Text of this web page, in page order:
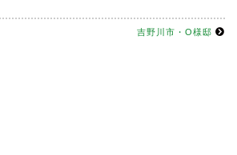
吉野川市・O様邸